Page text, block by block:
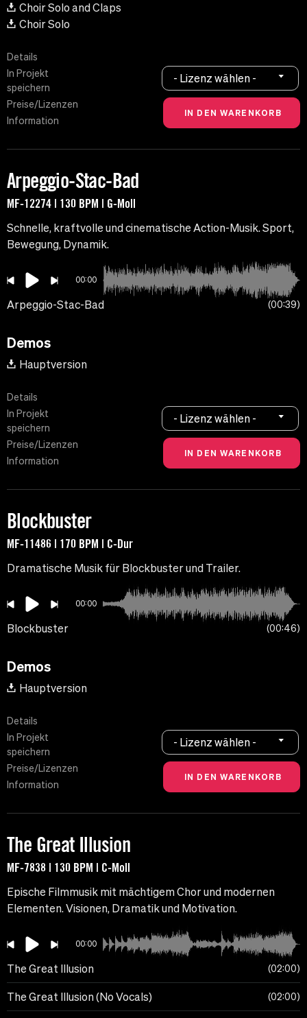
Choir Solo and Claps
Choir Solo
Details
In Projekt
speichern
Preise/Lizenzen
Information
- Lizenz wählen -
Arpeggio-Stac-Bad
MF-12274 | 130 BPM | G-Moll
Schnelle, kraftvolle und cinematische Action-Musik. Sport,
Bewegung, Dynamik.
00:00
Arpeggio-Stac-Bad 00:39
Demos
Hauptversion
Details
In Projekt
speichern
Preise/Lizenzen
Information
- Lizenz wählen -
Blockbuster
MF-11486 | 170 BPM | C-Dur
Dramatische Musik für Blockbuster und Trailer.
00:00
Blockbuster 00:46
Demos
Hauptversion
Details
In Projekt
speichern
Preise/Lizenzen
Information
- Lizenz wählen -
The Great Illusion
MF-7838 | 130 BPM | C-Moll
Epische Filmmusik mit mächtigem Chor und modernen
Elementen. Visionen, Dramatik und Motivation.
00:00
The Great Illusion 02:00
The Great Illusion (No Vocals) 02:00